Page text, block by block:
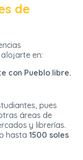
de
en:
con Pueblo libre.
pues
áreas de
y librerías.
hasta 1500 soles